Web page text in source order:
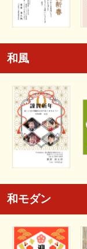
和風
和モダン